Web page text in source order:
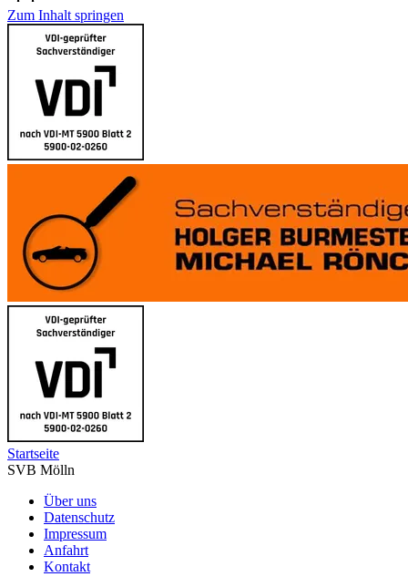
Zum Inhalt springen
Startseite
SVB Mölln
Über uns
Datenschutz
Impressum
Anfahrt
Kontakt